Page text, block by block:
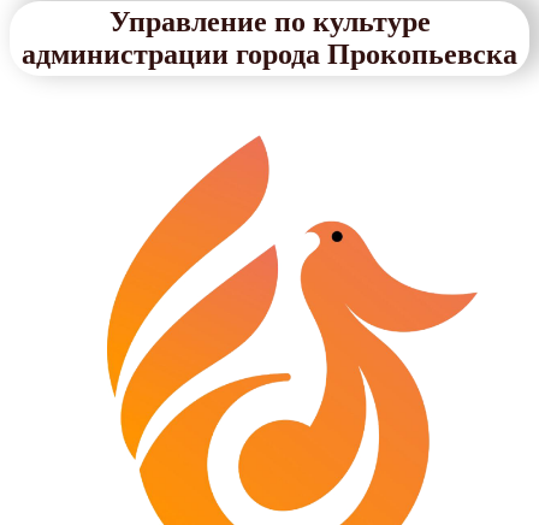
Управление по культуре
администрации города Прокопьевска